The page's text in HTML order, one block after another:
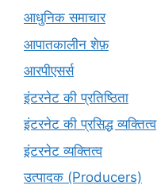
आधुनिक समाचार
आपातकालीन शेफ़
आरपीएसर्स
इंटरनेट की प्रतिष्ठिता
इंटरनेट की प्रसिद्ध व्यक्तित्व
इंटरनेट व्यक्तित्व
उत्पादक (Producers)